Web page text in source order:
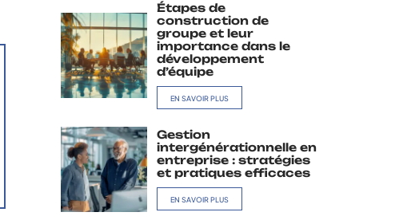
Étapes de
construction de
groupe et leur
importance dans le
développement
d’équipe
EN SAVOIR PLUS
Gestion
intergénérationnelle en
entreprise : stratégies
et pratiques efficaces
EN SAVOIR PLUS